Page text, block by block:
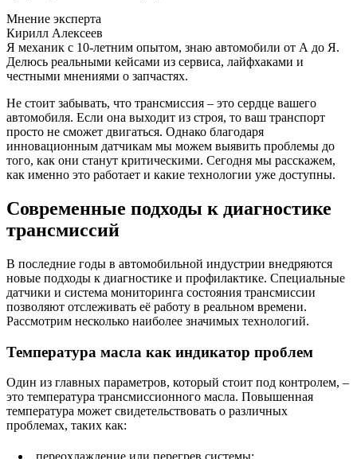
Мнение эксперта
Кирилл Алексеев
Я механик с 10-летним опытом, знаю автомобили от А до Я.
Делюсь реальными кейсами из сервиса, лайфхаками и
честными мнениями о запчастях.
Не стоит забывать, что трансмиссия – это сердце вашего
автомобиля. Если она выходит из строя, то ваш транспорт
просто не сможет двигаться. Однако благодаря
инновационным датчикам мы можем выявить проблемы до
того, как они станут критическими. Сегодня мы расскажем,
как именно это работает и какие технологии уже доступны.
Современные подходы к диагностике
трансмиссий
В последние годы в автомобильной индустрии внедряются
новые подходы к диагностике и профилактике. Специальные
датчики и система мониторинга состояния трансмиссии
позволяют отслеживать её работу в реальном времени.
Рассмотрим несколько наиболее значимых технологий.
Температура масла как индикатор проблем
Один из главных параметров, который стоит под контролем, –
это температура трансмиссионного масла. Повышенная
температура может свидетельствовать о различных
проблемах, таких как: